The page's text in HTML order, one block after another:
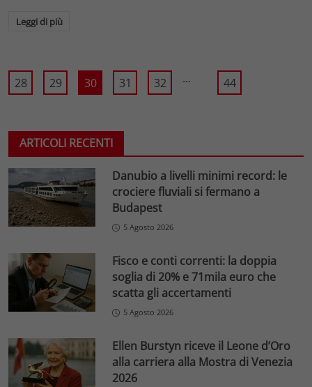
Leggi di più
28 29 30 31 32 ... 44
ARTICOLI RECENTI
Danubio a livelli minimi record: le
crociere fluviali si fermano a
Budapest
5 Agosto 2026
Fisco e conti correnti: la doppia
soglia di 20% e 71mila euro che
scatta gli accertamenti
5 Agosto 2026
Ellen Burstyn riceve il Leone d’Oro
alla carriera alla Mostra di Venezia
2026